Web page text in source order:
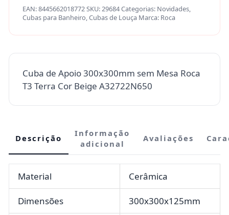
EAN:8445662018772SKU: 29684Categorias: Novidades,
Cubas para Banheiro Cubas de Louça Marca: Roca
Cuba de Apoio 300x300mm sem Mesa Roca
T3 Terra Cor Beige A32722N650
Descrição
Informação
adicional
Avaliações
Material Cerâmica
Dimensões 300x300x125mm